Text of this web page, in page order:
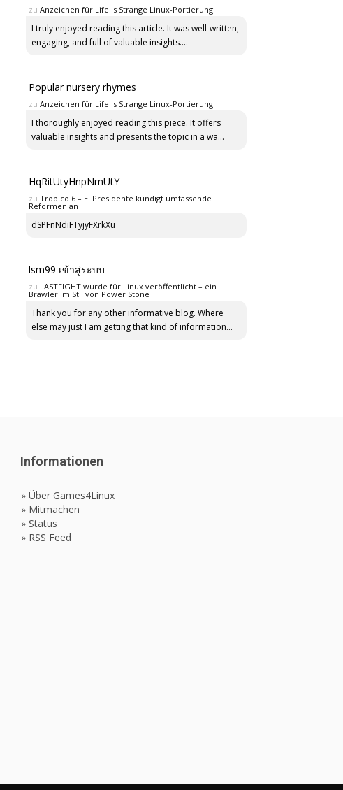
zu Anzeichen für Life Is Strange Linux-Portierung
I truly enjoyed reading this article. It was well-written,
engaging, and full of valuable insights....
Popular nursery rhymes
zu Anzeichen für Life Is Strange Linux-Portierung
I thoroughly enjoyed reading this piece. It offers
valuable insights and presents the topic in a wa...
HqRitUtyHnpNmUtY
zu Tropico 6 – El Presidente kündigt umfassende
Reformen an
dSPFnNdiFTyjyFXrkXu
lsm99 เข้าสู่ระบบ
zu LASTFIGHT wurde für Linux veröffentlicht – ein
Brawler im Stil von Power Stone
Thank you for any other informative blog. Where
else may just I am getting that kind of information...
Informationen
» Über Games4Linux
» Mitmachen
» Status
» RSS Feed